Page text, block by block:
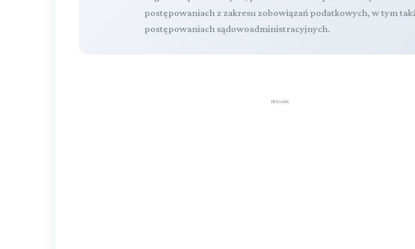
postępowaniach z zakresu zobowiązań podatkowych, w tym
postępowaniach sądowoadministracyjnych.
REKLAMA